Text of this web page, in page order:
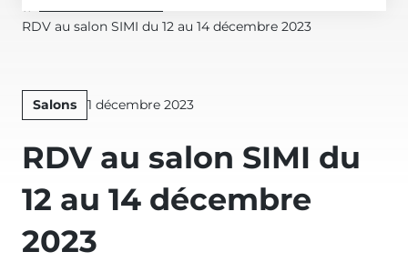
Accueil
RDV au salon SIMI du 12 au 14 décembre 2023
Salons
Publié
le
1 décembre 2023
RDV au salon SIMI du
12 au 14 décembre
2023